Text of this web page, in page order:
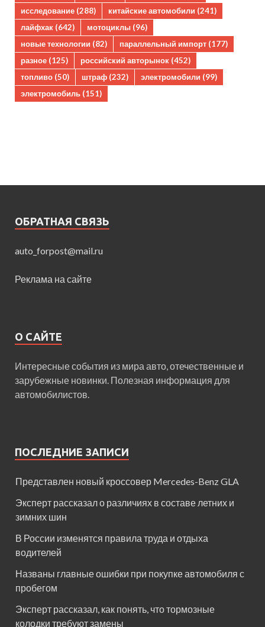
исследование (288) китайские автомобили (241)
лайфхак (642) мотоциклы (96)
новые технологии (82) параллельный импорт (177)
разное (125) российский авторынок (452)
топливо (50) штраф (232) электромобили (99)
электромобиль (151)
ОБРАТНАЯ СВЯЗЬ
auto_forpost@mail.ru
Реклама на сайте
О САЙТЕ
Интересные события из мира авто, отечественные и
зарубежные новинки. Полезная информация для
автомобилистов.
ПОСЛЕДНИЕ ЗАПИСИ
Представлен новый кроссовер Mercedes-Benz GLA
Эксперт рассказал о различиях в составе летних и
зимних шин
В России изменятся правила труда и отдыха
водителей
Названы главные ошибки при покупке автомобиля с
пробегом
Эксперт рассказал, как понять, что тормозные
колодки требуют замены